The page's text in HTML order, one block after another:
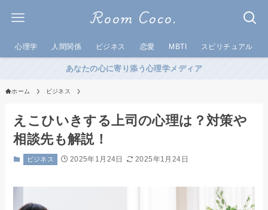
Room Coco.
心理学 人間関係 ビジネス 恋愛 MBTI スピリチュアル
あなたの心に寄り添う心理学メディア
ホーム ビジネス
えこひいきする上司の心理は？対策や
相談先も解説！
ビジネス 2025年1月24日 2025年1月24日